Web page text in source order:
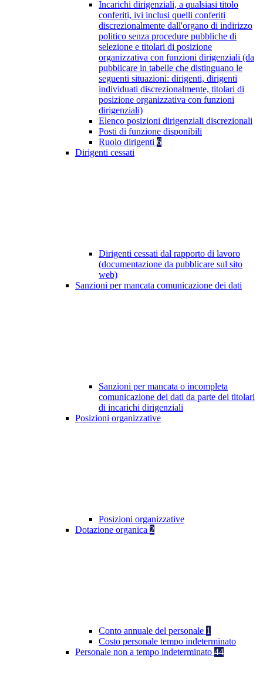
Incarichi dirigenziali, a qualsiasi titolo
conferiti, ivi inclusi quelli conferiti
discrezionalmente dall'organo di indirizzo
politico senza procedure pubbliche di
selezione e titolari di posizione
organizzativa con funzioni dirigenziali (da
pubblicare in tabelle che distinguano le
seguenti situazioni: dirigenti, dirigenti
individuati discrezionalmente, titolari di
posizione organizzativa con funzioni
dirigenziali)
Elenco posizioni dirigenziali discrezionali
Posti di funzione disponibili
Ruolo dirigenti 6
Dirigenti cessati
Dirigenti cessati dal rapporto di lavoro
(documentazione da pubblicare sul sito
web)
Sanzioni per mancata comunicazione dei dati
Sanzioni per mancata o incompleta
comunicazione dei dati da parte dei titolari
di incarichi dirigenziali
Posizioni organizzative
Posizioni organizzative
Dotazione organica 2
Conto annuale del personale 1
Costo personale tempo indeterminato
Personale non a tempo indeterminato 44